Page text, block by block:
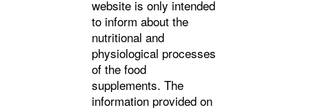
website is only intended
to inform about the
nutritional and
physiological processes
of the food
supplements. The
information provided on